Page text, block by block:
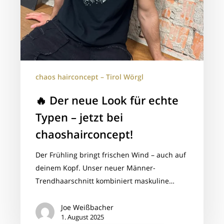
chaos hairconcept – Tirol Wörgl
🔥 Der neue Look für echte
Typen – jetzt bei
chaoshairconcept!
Der Frühling bringt frischen Wind – auch auf
deinem Kopf. Unser neuer Männer-
Trendhaarschnitt kombiniert maskuline…
Joe Weißbacher
1. August 2025